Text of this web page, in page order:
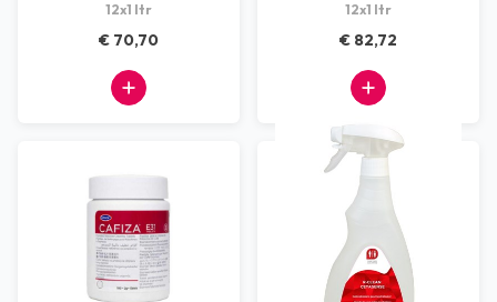
12x1 ltr
€ 70,70
12x1 ltr
€ 82,72